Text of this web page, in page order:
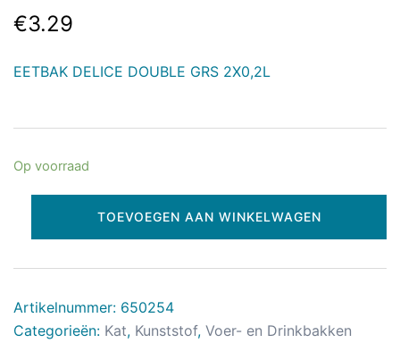
€3.29
EETBAK DELICE DOUBLE GRS 2X0,2L
Op voorraad
TOEVOEGEN AAN WINKELWAGEN
Artikelnummer: 650254
Categorieën: Kat, Kunststof, Voer- en Drinkbakken